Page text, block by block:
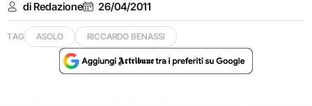
di Redazione 26/04/2011
TAG ASOLO RICCARDO BENASSI